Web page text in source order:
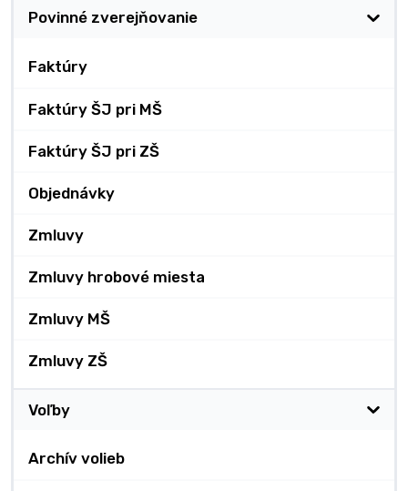
Povinné zverejňovanie
Faktúry
Faktúry ŠJ pri MŠ
Faktúry ŠJ pri ZŠ
Objednávky
Zmluvy
Zmluvy hrobové miesta
Zmluvy MŠ
Zmluvy ZŠ
Voľby
Archív volieb